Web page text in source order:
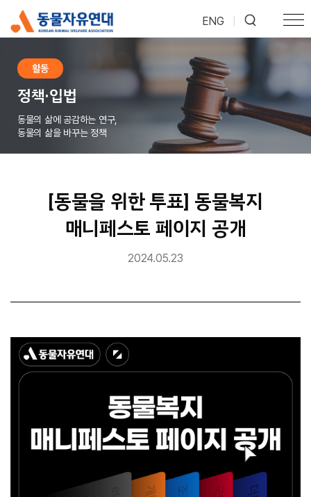
ENG
활동
정책·입법
동물의 삶에 공감하는 연구,
동물의 삶을 바꾸는 정책
[동물을 위한 투표] 동물복지
매니페스토 페이지 공개
2024.05.23